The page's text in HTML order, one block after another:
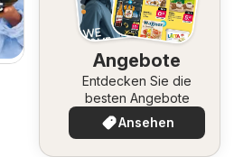
Angebote
Entdecken Sie die
besten Angebote
Ansehen